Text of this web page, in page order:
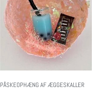
PÅSKEOPHÆNG AF ÆGGESKALLER